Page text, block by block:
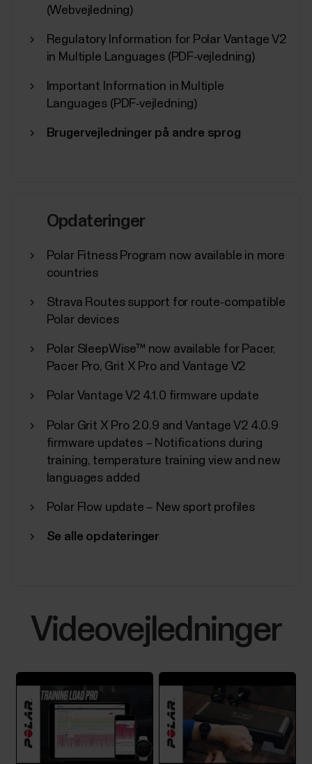
(Webvejledning)
Regulatory Information for Polar Vantage V2
in Multiple Languages (PDF-vejledning)
Important Information in Multiple
Languages (PDF-vejledning)
Brugervejledninger på andre sprog
Opdateringer
Polar Fitness Program now available in more
countries
Strava Routes support for route-compatible
Polar devices
Polar SleepWise™ now available for Pacer,
Pacer Pro, Grit X Pro and Vantage V2
Polar Vantage V2 4.1.0 firmware update
Polar Grit X Pro 2.0.9 and Vantage V2 4.0.9
firmware updates – Notifications during
training, temperature training view and new
languages added
Polar Flow update – New sport profiles
Se alle opdateringer
Videovejledninger